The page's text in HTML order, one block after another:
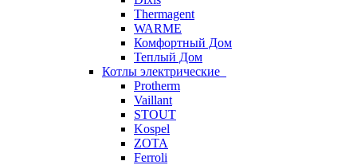
Thermagent
WARME
Комфортный Дом
Теплый Дом
Котлы электрические
Protherm
Vaillant
STOUT
Kospel
ZOTA
Ferroli